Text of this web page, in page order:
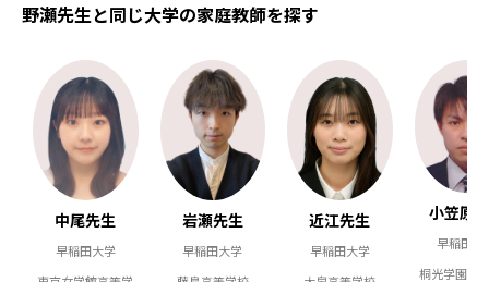
野瀬先生と同じ大学の家庭教師を探す
中尾先生
早稲田大学
岩瀬先生
早稲田大学
近江先生
早稲田大学
小笠原
早稲田大
桐光学園高